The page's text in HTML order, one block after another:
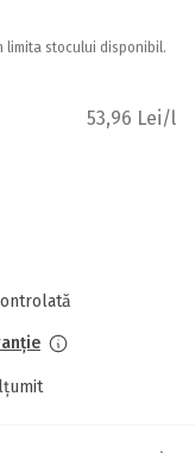
limita stocului disponibil.
53,96 Lei/l